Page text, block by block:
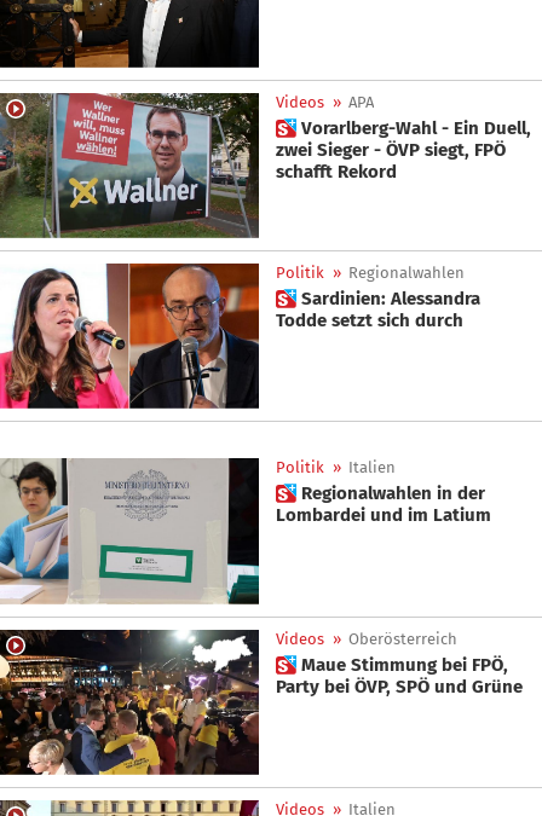
Videos » APA
 Vorarlberg-Wahl - Ein Duell,
zwei Sieger - ÖVP siegt, FPÖ
schafft Rekord
Politik » Regionalwahlen
 Sardinien: Alessandra
Todde setzt sich durch
Politik » Italien
 Regionalwahlen in der
Lombardei und im Latium
Videos » Oberösterreich
 Maue Stimmung bei FPÖ,
Party bei ÖVP, SPÖ und Grüne
Videos » Italien